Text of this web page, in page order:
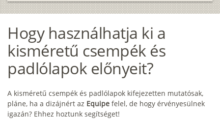
Hogy használhatja ki a
kisméretű csempék és
padlólapok előnyeit?
A kisméretű csempék és padlólapok kifejezetten mutatósak,
pláne, ha a dizájnért az Equipe felel, de hogy érvényesülnek
igazán? Ehhez hoztunk segítséget!